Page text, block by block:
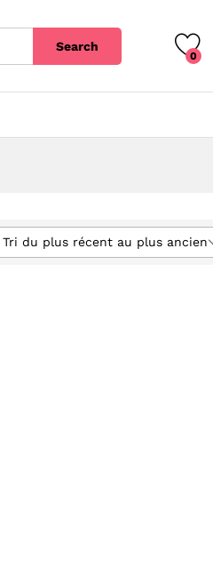
Search
0
Tri du plus récent au plus ancien